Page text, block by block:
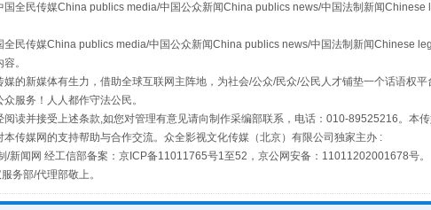
你上场 事关残疾人未来5年
国全民传媒China publics media/中国公众新闻China publics news/中国法制新闻
民传媒China publics media/中国公众新闻China publics news/中国法制新闻Chinese
。
的新媒体有生力，借助全球互联网主阵地，为社会/公众/民众/公民人才铺垫一个话语权
服务！人人都作守法公民。
读并接受上述条款,如您对管理有意见请向制作采编部联系，电话：010-89525216。本
传媒网的支持帮助与合作交流。众全影视文化传媒（北京）有限公司独家主办 :
/新闻网 经工信部备案：京ICP备11011765号1至52，京公网安备：11011202001678号。
务部/代理部敬上。